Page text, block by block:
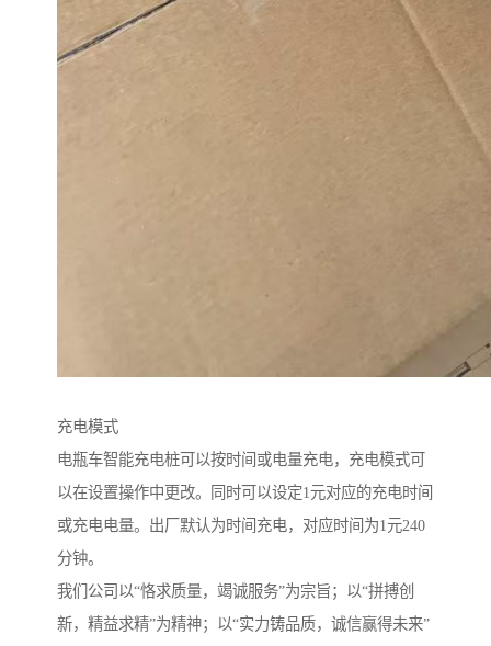
充电模式
电瓶车智能充电桩可以按时间或电量充电，充电模式可
以在设置操作中更改。同时可以设定1元对应的充电时间
或充电电量。出厂默认为时间充电，对应时间为1元240
分钟。
我们公司以“恪求质量，竭诚服务”为宗旨；以“拼搏创
新，精益求精”为精神；以“实力铸品质，诚信赢得未来”